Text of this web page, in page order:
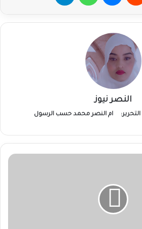
النصر نيوز
ام النصر محمد حسب الرسول